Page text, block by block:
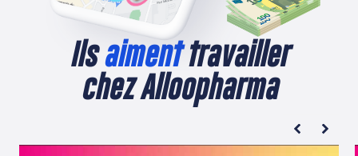
Ilsaimenttravailler
chez Alloopharma